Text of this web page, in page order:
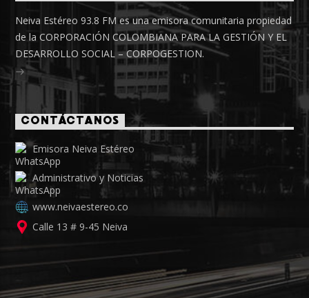
Neiva Estéreo 93.8 FM es una emisora comunitaria propiedad
de la CORPORACIÓN COLOMBIANA PARA LA GESTIÓN Y EL
DESARROLLO SOCIAL – CORPOGESTION.
CONTÁCTANOS
Emisora Neiva Estéreo
Administrativo y Noticias
www.neivaestereo.co
Calle 13 # 9-45 Neiva